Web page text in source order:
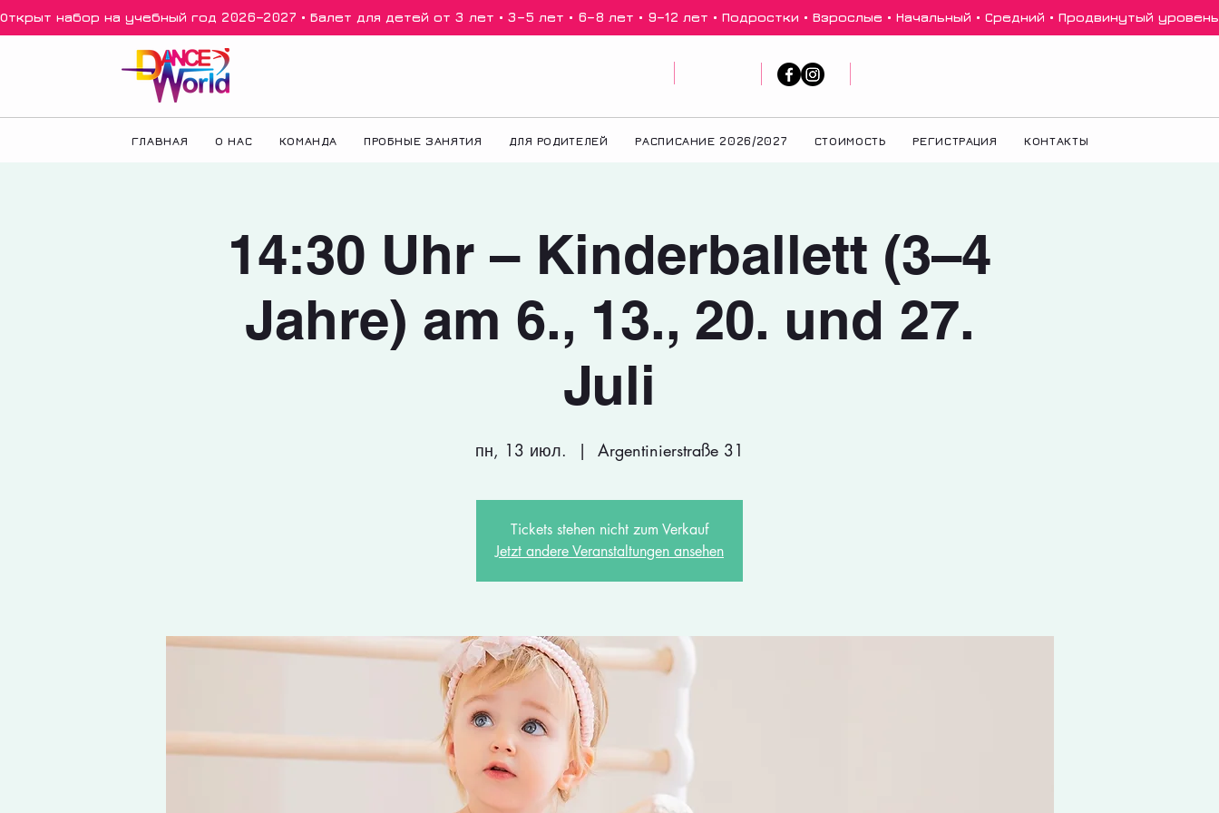
Открыт набор на учебный год 2026–2027 • Балет для детей от 3 лет • 3–5 лет • 6–8 лет • 9–12 лет • Подростки • Взрослые • Начальный • Средний • Продвинутый уровень
ГЛАВНАЯ О НАС КОМАНДА ПРОБНЫЕ ЗАНЯТИЯ ДЛЯ РОДИТЕЛЕЙ РАСПИСАНИЕ 2026/2027 СТОИМОСТЬ РЕГИСТРАЦИЯ КОНТАКТЫ
14:30 Uhr – Kinderballett (3–4
Jahre) am 6., 13., 20. und 27.
Juli
пн, 13 июл.
  |
Argentinierstraße 31
Tickets stehen nicht zum Verkauf
Jetzt andere Veranstaltungen ansehen